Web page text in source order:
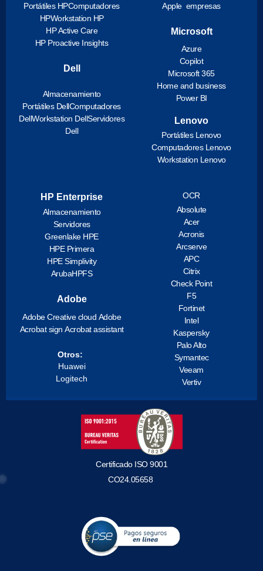
Portátiles HPComputadores
HPWorkstation HP
HP Active Care
HP Proactive Insights
Dell
Almacenamiento
Portátiles DellComputadores
DellWorkstation DellServidores
Dell
Apple empresas
Microsoft
Azure
Copilot
Microsoft 365
Home and business
Power BI
Lenovo
Portátiles Lenovo
Computadores Lenovo
Workstation Lenovo
HP Enterprise
Almacenamiento
Servidores
Greenlake HPE
HPE Primera
HPE Simplivity
ArubaHPFS
Adobe
Adobe Creative cloud Adobe
Acrobat sign Acrobat assistant
Otros:
Huawei
Logitech
OCR
Absolute
Acer
Acronis
Arcserve
APC
Citrix
Check Point
F5
Fortinet
Intel
Kaspersky
Palo Alto
Symantec
Veeam
Vertiv
Certificado ISO 9001
CO24.05658